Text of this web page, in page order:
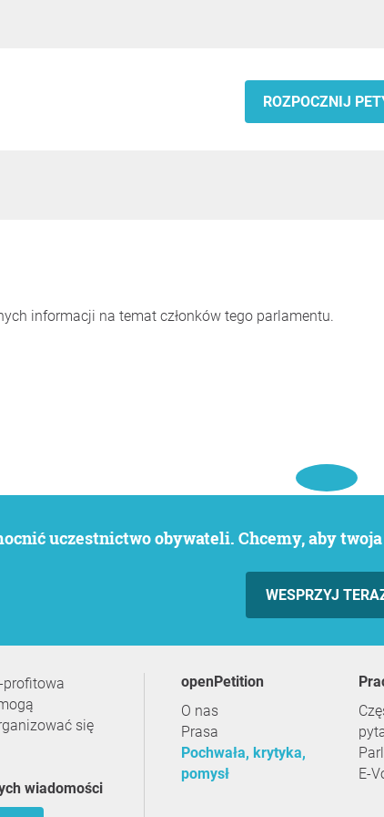
ROZPOCZNIJ
informacji na temat członków tego parlamentu.
uczestnictwo obywateli. Chcemy, aby
WESPRZYJ
profitowa
się
wiadomości
openPetition
O nas
Prasa
Pochwała, krytyka,
pomysł
E-